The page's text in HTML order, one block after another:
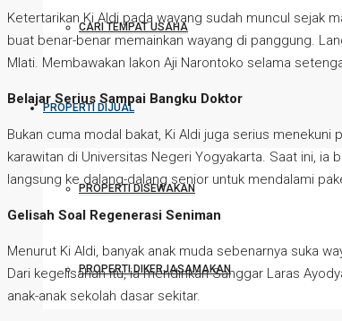
CARI TEMPAT USAHA
PROPERTI DIJUAL
PROPERTI DISEWAKAN
PROPERTI DIKERJASAMAKAN
Ketertarikan Ki Aldi pada wayang sudah muncul sejak
buat benar-benar memainkan wayang di panggung.
Mlati. Membawakan lakon Aji Narontoko selama
Belajar Serius Sampai Bangku Doktor
Bukan cuma modal bakat, Ki Aldi juga serius menekuni
karawitan di Universitas Negeri Yogyakarta. Saat ini, ia
langsung ke dalang-dalang senior untuk mendalami
Gelisah Soal Regenerasi Seniman
Menurut Ki Aldi, banyak anak muda sebenarnya suka
Dari kegelisahan itu, ia mendirikan Sanggar Laras
anak-anak sekolah dasar sekitar.